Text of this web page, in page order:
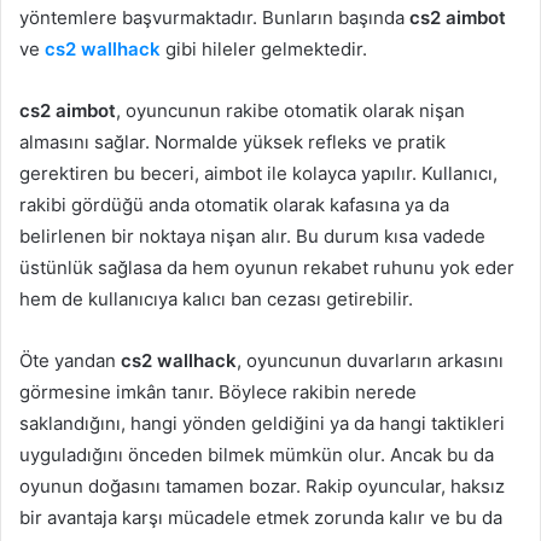
yöntemlere başvurmaktadır. Bunların başında cs2 aimbot
ve cs2 wallhack gibi hileler gelmektedir.
cs2 aimbot, oyuncunun rakibe otomatik olarak nişan
almasını sağlar. Normalde yüksek refleks ve pratik
gerektiren bu beceri, aimbot ile kolayca yapılır. Kullanıcı,
rakibi gördüğü anda otomatik olarak kafasına ya da
belirlenen bir noktaya nişan alır. Bu durum kısa vadede
üstünlük sağlasa da hem oyunun rekabet ruhunu yok eder
hem de kullanıcıya kalıcı ban cezası getirebilir.
Öte yandan cs2 wallhack, oyuncunun duvarların arkasını
görmesine imkân tanır. Böylece rakibin nerede
saklandığını, hangi yönden geldiğini ya da hangi taktikleri
uyguladığını önceden bilmek mümkün olur. Ancak bu da
oyunun doğasını tamamen bozar. Rakip oyuncular, haksız
bir avantaja karşı mücadele etmek zorunda kalır ve bu da